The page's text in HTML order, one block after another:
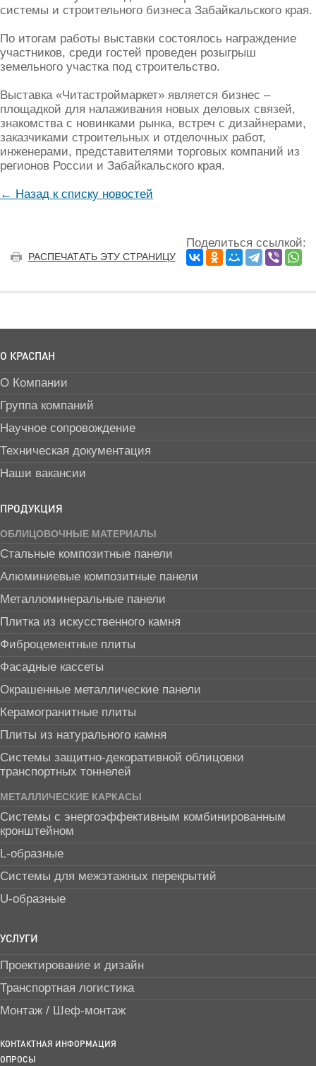
системы и строительного бизнеса Забайкальского края.
По итогам работы выставки состоялось награждение
участников, среди гостей проведен розыгрыш
земельного участка под строительство.
Выставка «Читастроймаркет» является бизнес –
площадкой для налаживания новых деловых связей,
знакомства с новинками рынка, встреч с дизайнерами,
заказчиками строительных и отделочных работ,
инженерами, представителями торговых компаний из
регионов России и Забайкальского края.
← Назад к списку новостей
РАСПЕЧАТАТЬ ЭТУ СТРАНИЦУ
Поделиться ссылкой:
О КРАСПАН
О Компании
Группа компаний
Научное сопровождение
Техническая документация
Наши вакансии
ПРОДУКЦИЯ
ОБЛИЦОВОЧНЫЕ МАТЕРИАЛЫ
Стальные композитные панели
Алюминиевые композитные панели
Металломинеральные панели
Плитка из искусственного камня
Фиброцементные плиты
Фасадные кассеты
Окрашенные металлические панели
Керамогранитные плиты
Плиты из натурального камня
Системы защитно-декоративной облицовки
транспортных тоннелей
МЕТАЛЛИЧЕСКИЕ КАРКАСЫ
Системы с энергоэффективным комбинированным
кронштейном
L-образные
Системы для межэтажных перекрытий
U-образные
УСЛУГИ
Проектирование и дизайн
Транспортная логистика
Монтаж / Шеф-монтаж
КОНТАКТНАЯ ИНФОРМАЦИЯ
ОПРОСЫ